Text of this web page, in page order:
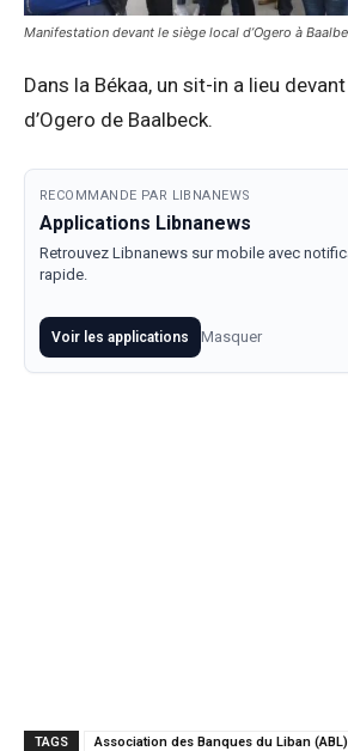
Manifestation devant le siège local d’Ogero à
Dans la Békaa, un sit-in a lieu
d’Ogero de Baalbeck.
RECOMMANDE PAR LIBNANEWS
Applications Libnanews
Retrouvez Libnanews sur mobile avec
rapide.
Voir les applications Masquer
TAGS
Association des Banques du Liban (ABL)